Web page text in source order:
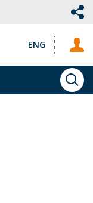
ENG